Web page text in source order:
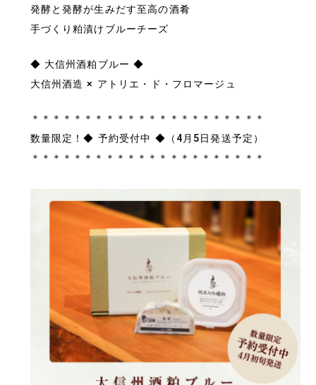
発酵と発酵が生みだす至高の酒肴
手づくり粕漬けブルーチーズ
◆ 大信州酒粕ブルー ◆
大信州酒造 × アトリエ・ド・フロマージュ
＊＊＊＊＊＊＊＊＊＊＊＊＊＊＊＊＊＊＊＊＊＊
数量限定！◆ 予約受付中 ◆（4月5日発送予定）
＊＊＊＊＊＊＊＊＊＊＊＊＊＊＊＊＊＊＊＊＊＊